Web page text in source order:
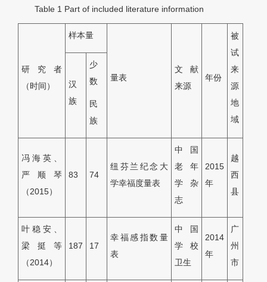
Table 1 Part of included literature information
研究者
（时间）
样本量
量表
文献
来源
年份
被
试
来
源
地
域
汉
族
少
数
民
族
冯海英、
严顺琴
（2015）
83 74
纽芬兰纪念大
学幸福度量表
中国
老年
学杂
志
2015
年
越
西
县
叶稳安、
梁挺等
（2014）
187 17
幸福感指数量
表
中国
学校
卫生
2014
年
广
州
市